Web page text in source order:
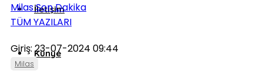
İletişim
Künye
Milas Son Dakika
TÜM YAZILARI
Giriş: 23-07-2024 09:44
Milas